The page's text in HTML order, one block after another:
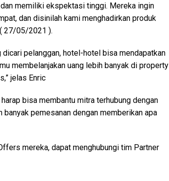
memiliki ekspektasi tinggi. Mereka ingin
dan disinilah kami menghadirkan produk
27/05/2021 ).
pelanggan, hotel-hotel bisa mendapatkan
membelanjakan uang lebih banyak di property
jelas Enric
bisa membantu mitra terhubung dengan
pemesanan dengan memberikan apa
mereka, dapat menghubungi tim Partner